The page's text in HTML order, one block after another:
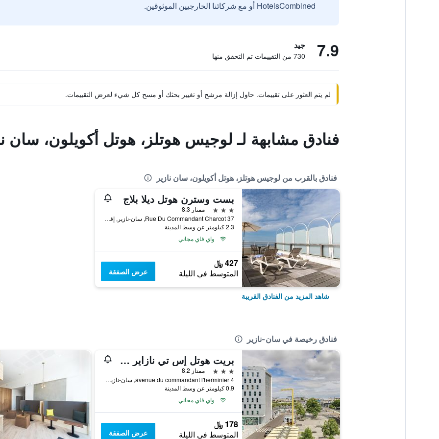
HotelsCombined أو مع شركائنا الخارجيين الموثوقين.
7.9 جيد
730 من التقييمات تم التحقق منها
لم يتم العثور على تقييمات. حاول إزالة مرشح أو تغيير بحثك أو مسح كل شيء لعرض التقييمات.
فنادق مشابهة لـ لوجيس هوتلز، هوتل أكويلون، سان
فنادق بالقرب من لوجيس هوتلز، هوتل أكويلون، سان نازير
بست وسترن هوتل ديلا بلاج
3 نجوم
ممتاز 8.3
37 Rue Du Commandant Charcot, سان-نازير, إقليم لوار الأطلسية, فرنسا
2.3 كيلومتر عن وسط المدينة
واي فاي مجاني
427 ﷼
المتوسط في الليلة عرض الصفقة
شاهد المزيد من الفنادق القريبة
فنادق رخيصة في سان-نازير
بريت هوتل إس تي نازاير سنتر جير
3 نجوم
ممتاز 8.2
4 avenue du commandant l'herminier, سان-نازير, إقليم لوار الأطلسية, فرنسا
0.9 كيلومتر عن وسط المدينة
واي فاي مجاني
178 ﷼
المتوسط في الليلة عرض الصفقة